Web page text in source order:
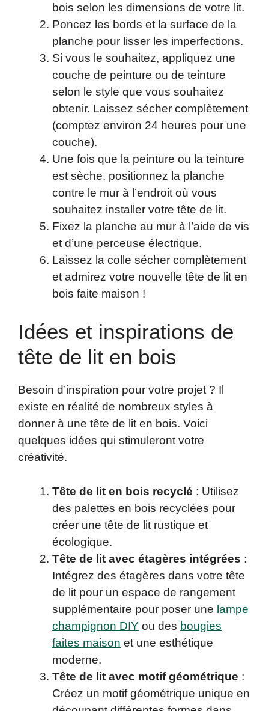
bois selon les dimensions de votre lit.
Poncez les bords et la surface de la
planche pour lisser les imperfections.
Si vous le souhaitez, appliquez une
couche de peinture ou de teinture
selon le style que vous souhaitez
obtenir. Laissez sécher complètement
(comptez environ 24 heures pour une
couche).
Une fois que la peinture ou la teinture
est sèche, positionnez la planche
contre le mur à l’endroit où vous
souhaitez installer votre tête de lit.
Fixez la planche au mur à l’aide de vis
et d’une perceuse électrique.
Laissez la colle sécher complètement
et admirez votre nouvelle tête de lit en
bois faite maison !
Idées et inspirations de
tête de lit en bois
Besoin d’inspiration pour votre projet ? Il
existe en réalité de nombreux styles à
donner à une tête de lit en bois. Voici
quelques idées qui stimuleront votre
créativité.
Tête de lit en bois recyclé : Utilisez
des palettes en bois recyclées pour
créer une tête de lit rustique et
écologique.
Tête de lit avec étagères intégrées :
Intégrez des étagères dans votre tête
de lit pour un espace de rangement
supplémentaire pour poser une lampe
champignon DIY ou des bougies
faites maison et une esthétique
moderne.
Tête de lit avec motif géométrique :
Créez un motif géométrique unique en